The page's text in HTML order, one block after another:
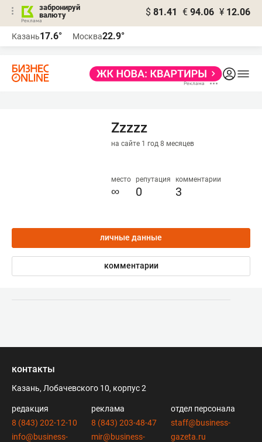
забронируй
валюту
$ 81.41 € 94.06 ¥ 12.06
Казань17.6° Москва22.9°
Zzzzz
на сайте 1 год 8 месяцев
место
∞
репутация
0
комментарии
3
личные данные
комментарии
контакты
Казань, Лобачевского 10, корпус 2
редакция
8 (843) 202-12-10
info@business-
реклама
8 (843) 203-48-47
mir@business-
отдел персонала
staff@business-
gazeta.ru